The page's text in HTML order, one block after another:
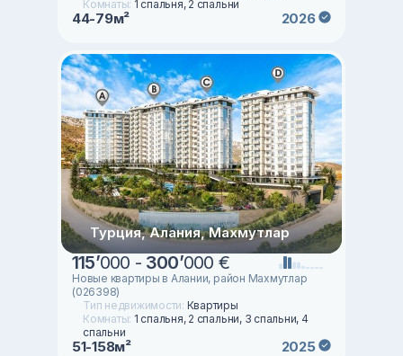
Комнаты: 1 спальня, 2 спальни
44-79м² 2026
Турция, Алания, Махмутлар
115’000 - 300’000 €
Новые квартиры в Алании, район Махмутлар
(026398)
Тип недвижимости: Квартиры
Комнаты: 1 спальня, 2 спальни, 3 спальни, 4
спальни
51-158м² 2025